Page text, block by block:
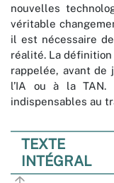
nouvelles
véritable
il est nécessaire
réalité. La définition
rappelée, avant de
l’IA ou à la
indispensables au
TEXTE
INTÉGRAL